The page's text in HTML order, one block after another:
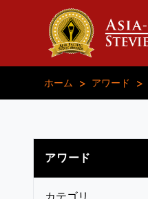
ホーム > アワード >
アワード